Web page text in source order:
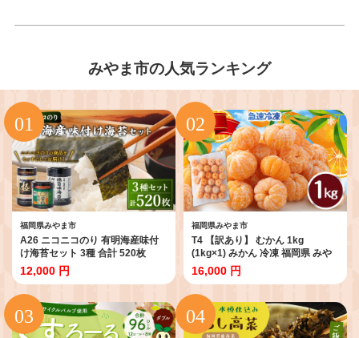
みやま市の人気ランキング
福岡県みやま市
A26 ニコニコのり 有明海産味付
け海苔セット 3種 合計 520枚
12,000 円
福岡県みやま市
T4 【訳あり】 むかん 1kg
(1kg×1) みかん 冷凍 福岡県 みや
ま市
16,000 円